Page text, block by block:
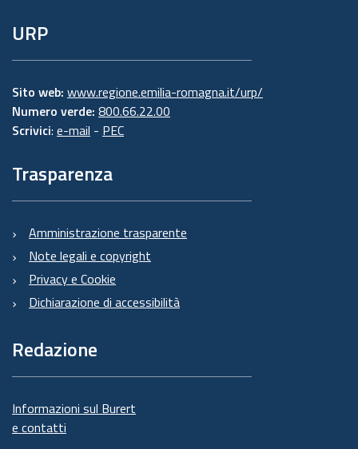
URP
Sito web: www.regione.emilia-romagna.it/urp/
Numero verde: 800.66.22.00
Scrivici: e-mail - PEC
Trasparenza
Amministrazione trasparente
Note legali e copyright
Privacy e Cookie
Dichiarazione di accessibilità
Redazione
Informazioni sul Burert
e contatti